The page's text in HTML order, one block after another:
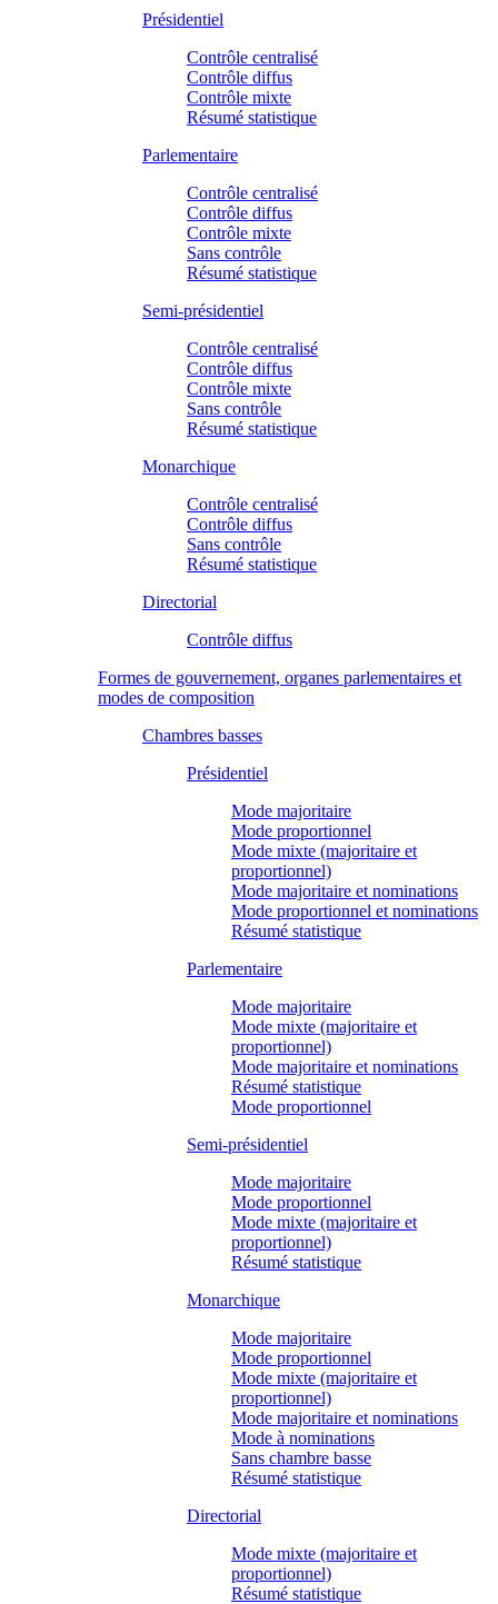
Présidentiel
Contrôle centralisé
Contrôle diffus
Contrôle mixte
Résumé statistique
Parlementaire
Contrôle centralisé
Contrôle diffus
Contrôle mixte
Sans contrôle
Résumé statistique
Semi-présidentiel
Contrôle centralisé
Contrôle diffus
Contrôle mixte
Sans contrôle
Résumé statistique
Monarchique
Contrôle centralisé
Contrôle diffus
Sans contrôle
Résumé statistique
Directorial
Contrôle diffus
Formes de gouvernement, organes parlementaires et
modes de composition
Chambres basses
Présidentiel
Mode majoritaire
Mode proportionnel
Mode mixte (majoritaire et
proportionnel)
Mode majoritaire et nominations
Mode proportionnel et nominations
Résumé statistique
Parlementaire
Mode majoritaire
Mode mixte (majoritaire et
proportionnel)
Mode majoritaire et nominations
Résumé statistique
Mode proportionnel
Semi-présidentiel
Mode majoritaire
Mode proportionnel
Mode mixte (majoritaire et
proportionnel)
Résumé statistique
Monarchique
Mode majoritaire
Mode proportionnel
Mode mixte (majoritaire et
proportionnel)
Mode majoritaire et nominations
Mode à nominations
Sans chambre basse
Résumé statistique
Directorial
Mode mixte (majoritaire et
proportionnel)
Résumé statistique